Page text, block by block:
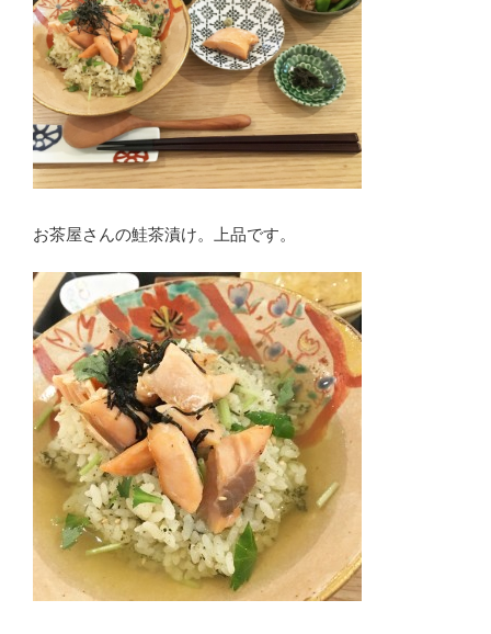
お茶屋さんの鮭茶漬け。上品です。